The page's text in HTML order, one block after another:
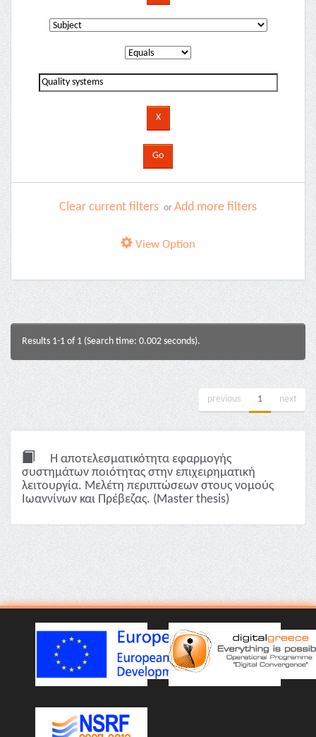
Clear current filters or Add more filters
View Option
Results 1-1 of 1 (Search time: 0.002 seconds).
previous 1 next
Η αποτελεσματικότητα εφαρμογής
συστημάτων ποιότητας στην επιχειρηματική
λειτουργία. Μελέτη περιπτώσεων στους νομούς
Ιωαννίνων και Πρέβεζας. (Master thesis)